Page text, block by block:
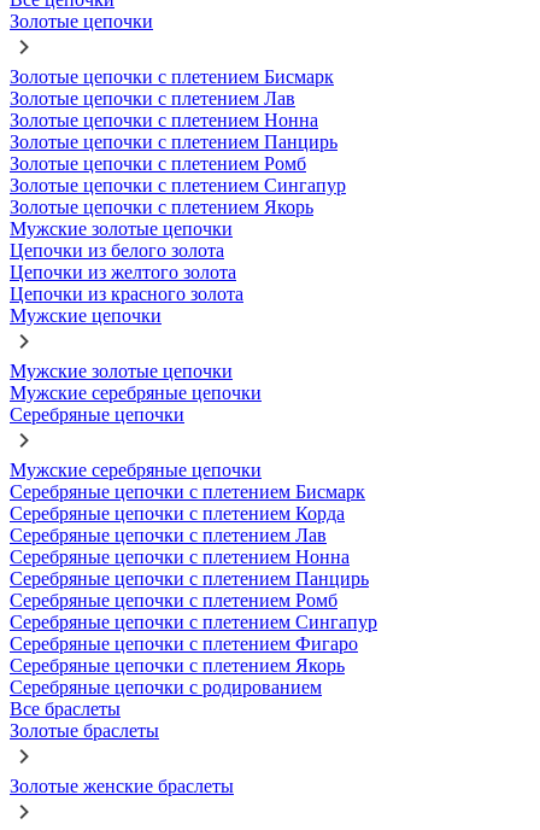
Золотые цепочки
Золотые цепочки с плетением Бисмарк
Золотые цепочки с плетением Лав
Золотые цепочки с плетением Нонна
Золотые цепочки с плетением Панцирь
Золотые цепочки с плетением Ромб
Золотые цепочки с плетением Сингапур
Золотые цепочки с плетением Якорь
Мужские золотые цепочки
Цепочки из белого золота
Цепочки из желтого золота
Цепочки из красного золота
Мужские цепочки
Мужские золотые цепочки
Мужские серебряные цепочки
Серебряные цепочки
Мужские серебряные цепочки
Серебряные цепочки с плетением Бисмарк
Серебряные цепочки с плетением Корда
Серебряные цепочки с плетением Лав
Серебряные цепочки с плетением Нонна
Серебряные цепочки с плетением Панцирь
Серебряные цепочки с плетением Ромб
Серебряные цепочки с плетением Сингапур
Серебряные цепочки с плетением Фигаро
Серебряные цепочки с плетением Якорь
Серебряные цепочки с родированием
Все браслеты
Золотые браслеты
Золотые женские браслеты